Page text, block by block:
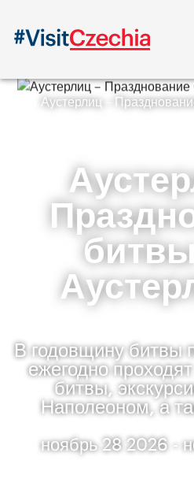
Аустерлиц –
В годовщину битвы
ежегодно
битвы,
Наполеоном, а
ноябрь 28 2026 -